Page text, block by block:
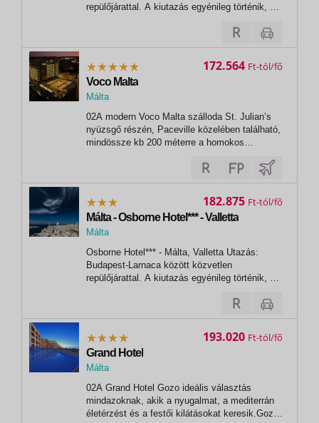
repülőjárattal. A kiutazás egyénileg történik, a
tartalmazza! A repülőjegy ára a légitársaságtól
függően foglaltság függvényében változik, és
Voco Malta
Málta
02A modern Voco Malta szálloda St. Julian’s
nyüzsgő részén, Paceville közelében található,
mindössze kb 200 méterre a homokos
szálloda közvetlen közelében üzletek,
éttermek, bárok és szórakozóhelyek
tartozik...
172.564 Ft
Málta - Osborne Hotel*** - Valletta
Málta
Osborne Hotel*** - Málta, Valletta Utazás:
Budapest-Larnaca között közvetlen
repülőjárattal. A kiutazás egyénileg történik, a
tartalmazza! A repülőjegy ára a légitársaságtól
függően foglaltság függvényében változik, és
182.875 Ft
Grand Hotel
Málta
Mgarr
02A Grand Hotel Gozo ideális választás
mindazoknak, akik a nyugalmat, a mediterrán
életérzést és a festői kilátásokat keresik.Gozo
193.020 Ft